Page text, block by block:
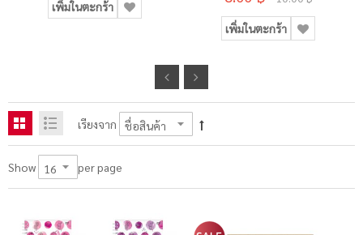
เพิ่มในตะกร้า
เพิ่มในตะกร้า
เรียงจาก
Show per page